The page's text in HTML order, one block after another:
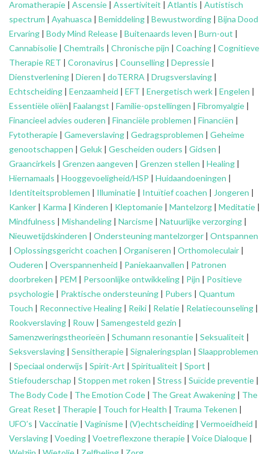
Aromatherapie | Ascensie | Assertiviteit | Atlantis | Autistisch
spectrum | Ayahuasca | Bemiddeling | Bewustwording | Bijna Dood
Ervaring | Body Mind Release | Buitenaards leven | Burn-out |
Cannabisolie | Chemtrails | Chronische pijn | Coaching | Cognitieve
Therapie RET | Coronavirus | Counselling | Depressie |
Dienstverlening | Dieren | doTERRA | Drugsverslaving |
Echtscheiding | Eenzaamheid | EFT | Energetisch werk | Engelen |
Essentiële oliën| Faalangst | Familie-opstellingen | Fibromyalgie |
Financieel advies ouderen | Financiële problemen | Financiën |
Fytotherapie | Gameverslaving | Gedragsproblemen | Geheime
genootschappen | Geluk | Gescheiden ouders | Gidsen |
Graancirkels | Grenzen aangeven | Grenzen stellen | Healing |
Hiernamaals | Hooggevoeligheid/HSP | Huidaandoeningen |
Identiteitsproblemen | Illuminatie | Intuïtief coachen | Jongeren |
Kanker | Karma | Kinderen | Kleptomanie | Mantelzorg | Meditatie |
Mindfulness | Mishandeling | Narcisme | Natuurlijke verzorging |
Nieuwetijdskinderen | Ondersteuningmantelzorger | Ontspannen
| Oplossingsgericht coachen | Organiseren | Orthomoleculair |
Ouderen | Overspannenheid | Paniekaanvallen | Patronen
doorbreken | PEM | Persoonlijke ontwikkeling | Pijn | Positieve
psychologie | Praktische ondersteuning | Pubers | Quantum
Touch | Reconnective Healing | Reiki | Relatie | Relatiecounseling |
Rookverslaving | Rouw | Samengesteld gezin |
Samenzweringstheorieën | Schumann resonantie | Seksualiteit |
Seksverslaving | Sensitherapie | Signaleringsplan | Slaapproblemen
| Speciaal onderwijs | Spirit-Art | Spiritualiteit | Sport |
Stiefouderschap | Stoppen met roken | Stress | Suïcide preventie |
The Body Code | The Emotion Code | The Great Awakening | The
Great Reset | Therapie | Touch for Health | Trauma Tekenen |
UFO’s | Vaccinatie | Vaginisme | (V)echtscheiding | Vermoeidheid |
Verslaving | Voeding | Voetreflexzone therapie | Voice Dialoque |